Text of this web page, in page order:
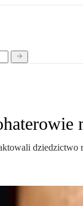
dziedzictwo